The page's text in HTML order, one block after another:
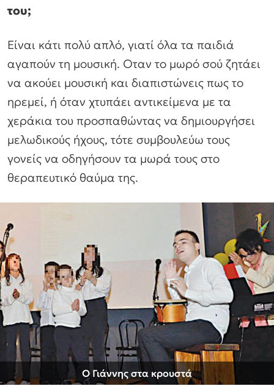
του;
Είναι κάτι πολύ απλό, γιατί όλα τα παιδιά
αγαπούν τη μουσική. Οταν το μωρό σού ζητάει
να ακούει μουσική και διαπιστώνεις πως το
ηρεμεί, ή όταν χτυπάει αντικείμενα με τα
χεράκια του προσπαθώντας να δημιουργήσει
μελωδικούς ήχους, τότε συμβουλεύω τους
γονείς να οδηγήσουν τα μωρά τους στο
θεραπευτικό θαύμα της.
Ο Γιάννης στα κρουστά